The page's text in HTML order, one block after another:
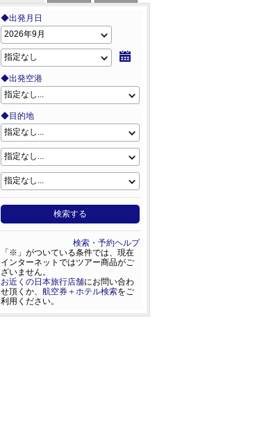
◆出発月日
◆出発空港
◆目的地
検索する
検索・予約ヘルプ
「※」がついている条件では、現在
インターネットではツアー商品がご
ざいません。
お近くの日本旅行店舗にお問い合わ
せ頂くか、 航空券＋ホテル検索をご
利用ください。